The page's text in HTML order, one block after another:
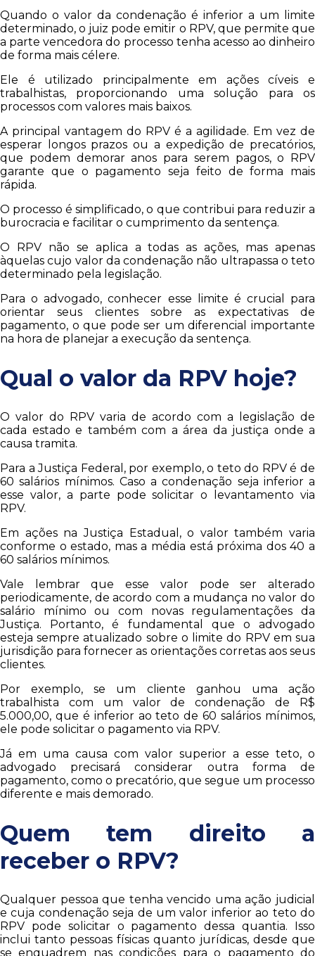
Quando o valor da condenação é inferior a um limite
determinado, o juiz pode emitir o RPV, que permite que
a parte vencedora do processo tenha acesso ao dinheiro
de forma mais célere.
Ele é utilizado principalmente em ações cíveis e
trabalhistas, proporcionando uma solução para os
processos com valores mais baixos.
A principal vantagem do RPV é a agilidade. Em vez de
esperar longos prazos ou a expedição de precatórios,
que podem demorar anos para serem pagos, o RPV
garante que o pagamento seja feito de forma mais
rápida.
O processo é simplificado, o que contribui para reduzir a
burocracia e facilitar o cumprimento da sentença.
O RPV não se aplica a todas as ações, mas apenas
àquelas cujo valor da condenação não ultrapassa o teto
determinado pela legislação.
Para o advogado, conhecer esse limite é crucial para
orientar seus clientes sobre as expectativas de
pagamento, o que pode ser um diferencial importante
na hora de planejar a execução da sentença.
Qual o valor da RPV hoje?
O valor do RPV varia de acordo com a legislação de
cada estado e também com a área da justiça onde a
causa tramita.
Para a Justiça Federal, por exemplo, o teto do RPV é de
60 salários mínimos. Caso a condenação seja inferior a
esse valor, a parte pode solicitar o levantamento via
RPV.
Em ações na Justiça Estadual, o valor também varia
conforme o estado, mas a média está próxima dos 40 a
60 salários mínimos.
Vale lembrar que esse valor pode ser alterado
periodicamente, de acordo com a mudança no valor do
salário mínimo ou com novas regulamentações da
Justiça. Portanto, é fundamental que o advogado
esteja sempre atualizado sobre o limite do RPV em sua
jurisdição para fornecer as orientações corretas aos seus
clientes.
Por exemplo, se um cliente ganhou uma ação
trabalhista com um valor de condenação de R$
5.000,00, que é inferior ao teto de 60 salários mínimos,
ele pode solicitar o pagamento via RPV.
Já em uma causa com valor superior a esse teto, o
advogado precisará considerar outra forma de
pagamento, como o precatório, que segue um processo
diferente e mais demorado.
Quem tem direito a
receber o RPV?
Qualquer pessoa que tenha vencido uma ação judicial
e cuja condenação seja de um valor inferior ao teto do
RPV pode solicitar o pagamento dessa quantia. Isso
inclui tanto pessoas físicas quanto jurídicas, desde que
se enquadrem nas condições para o pagamento do